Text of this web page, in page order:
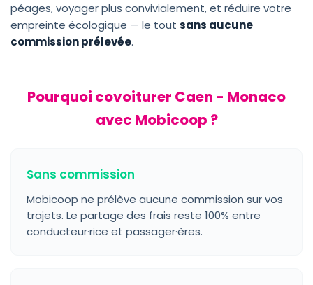
péages, voyager plus convivialement, et réduire votre
empreinte écologique — le tout sans aucune
commission prélevée.
Pourquoi covoiturer Caen - Monaco
avec Mobicoop ?
Sans commission
Mobicoop ne prélève aucune commission sur vos
trajets. Le partage des frais reste 100% entre
conducteur·rice et passager·ères.